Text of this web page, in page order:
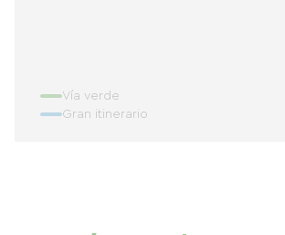
Vía verde
Gran itinerario